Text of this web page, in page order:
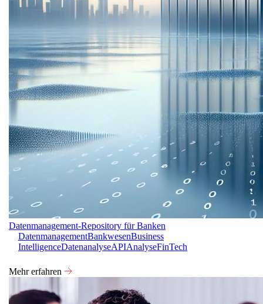
Datenmanagement-Repository für Banken
DatenmanagementBankwesenBusiness
IntelligenceDatenanalyseAPIAnalyseFinTech
Mehr erfahren